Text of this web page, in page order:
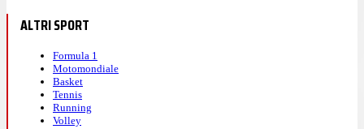
ALTRI SPORT
Formula 1
Motomondiale
Basket
Tennis
Running
Volley